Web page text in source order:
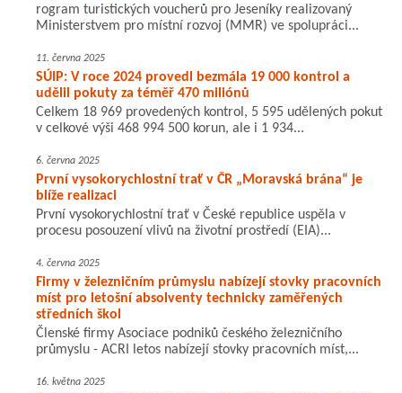
rogram turistických voucherů pro Jeseníky realizovaný
Ministerstvem pro místní rozvoj (MMR) ve spolupráci...
11. června 2025
SÚIP: V roce 2024 provedl bezmála 19 000 kontrol a
udělil pokuty za téměř 470 miliónů
Celkem 18 969 provedených kontrol, 5 595 udělených pokut
v celkové výši 468 994 500 korun, ale i 1 934...
6. června 2025
První vysokorychlostní trať v ČR „Moravská brána“ je
blíže realizaci
První vysokorychlostní trať v České republice uspěla v
procesu posouzení vlivů na životní prostředí (EIA)...
4. června 2025
Firmy v železničním průmyslu nabízejí stovky pracovních
míst pro letošní absolventy technicky zaměřených
středních škol
Členské firmy Asociace podniků českého železničního
průmyslu - ACRI letos nabízejí stovky pracovních míst,...
16. května 2025